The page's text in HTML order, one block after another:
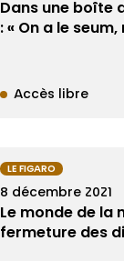
Dans une boîte
: « On a le
Accès libre
LE FIGARO
8 décembre 2021
Le monde de la
fermeture des